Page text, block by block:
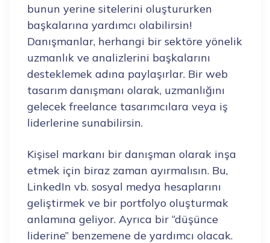
bunun yerine sitelerini oluştururken
başkalarına yardımcı olabilirsin!
Danışmanlar, herhangi bir sektöre yönelik
uzmanlık ve analizlerini başkalarını
desteklemek adına paylaşırlar. Bir web
tasarım danışmanı olarak, uzmanlığını
gelecek freelance tasarımcılara veya iş
liderlerine sunabilirsin.
Kişisel markanı bir danışman olarak inşa
etmek için biraz zaman ayırmalısın. Bu,
LinkedIn vb. sosyal medya hesaplarını
geliştirmek ve bir portfolyo oluşturmak
anlamına geliyor. Ayrıca bir “düşünce
liderine” benzemene de yardımcı olacak.